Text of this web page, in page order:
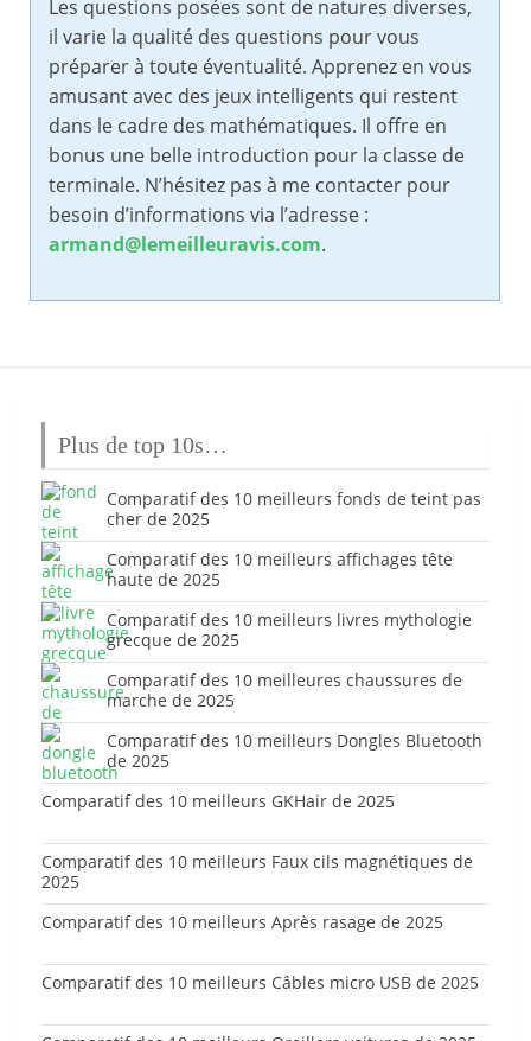
Les questions posées sont de natures diverses,
il varie la qualité des questions pour vous
préparer à toute éventualité. Apprenez en vous
amusant avec des jeux intelligents qui restent
dans le cadre des mathématiques. Il offre en
bonus une belle introduction pour la classe de
terminale. N’hésitez pas à me contacter pour
besoin d’informations via l’adresse :
armand@lemeilleuravis.com.
Plus de top 10s…
Comparatif des 10 meilleurs fonds de teint pas
cher de 2025
Comparatif des 10 meilleurs affichages tête
haute de 2025
Comparatif des 10 meilleurs livres mythologie
grecque de 2025
Comparatif des 10 meilleures chaussures de
marche de 2025
Comparatif des 10 meilleurs Dongles Bluetooth
de 2025
Comparatif des 10 meilleurs GKHair de 2025
Comparatif des 10 meilleurs Faux cils magnétiques de
2025
Comparatif des 10 meilleurs Après rasage de 2025
Comparatif des 10 meilleurs Câbles micro USB de 2025